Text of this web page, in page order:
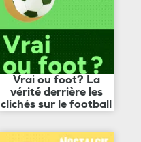
Vrai ou foot? La
vérité derrière les
clichés sur le football